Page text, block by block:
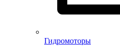
Гидромоторы